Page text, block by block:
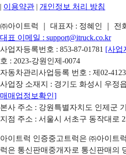
| 이용약관 | 개인정보 처리 방침
㈜아이트럭 ｜ 대표자 : 정혜인 ｜ 전
대표 이메일 : support@itruck.co.kr
사업자등록번호 : 853-87-01781 [사업
호 : 2023-강원인제-0074
자동차관리사업등록 번호 : 제02-
사업장 소재지 : 경기도 화성시 우정
매매업정보확인]
본사 주소 : 강원특별자치도 인제군
지점 주소 : 서울시 서초구 동작대로
아이트럭 인증중고트럭은 ㈜아이트
럭은 통신판매중개자로 통신판매의